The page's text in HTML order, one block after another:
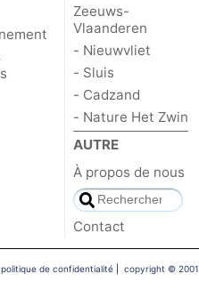
Zeeuws-
Vlaanderen
- Nieuwvliet
- Sluis
- Cadzand
- Nature Het Zwin
AUTRE
À propos de nous
Contact
politique de confidentialité| copyright © 2001